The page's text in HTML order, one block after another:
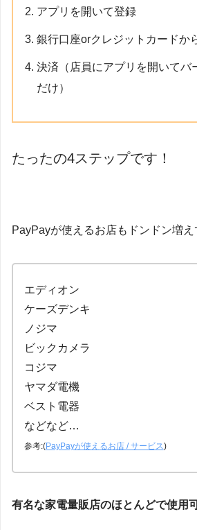
アプリを開いて登録
銀行口座orクレジットカードか
決済（店員にアプリを開いてバ
だけ）
たったの4ステップです！
PayPayが使えるお店もドンドン増え
エディオン
ケーズデンキ
ノジマ
ビックカメラ
コジマ
ヤマダ電機
ベスト電器
などなど…
参考:(PayPayが使えるお店 / サービス)
有名な家電量販店のほとんどで使用